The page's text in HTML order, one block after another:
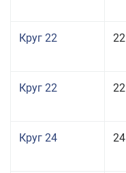
Круг 22 22
Круг 22 22
Круг 24 24